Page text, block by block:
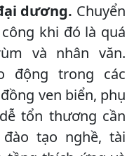
dương. Chuyển
khi đó là quá
và nhân văn.
động trong các
ven biển, phụ
tổn thương cần
tạo nghề, tài